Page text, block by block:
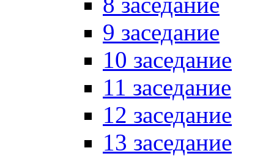
9 заседание
10 заседание
11 заседание
12 заседание
13 заседание